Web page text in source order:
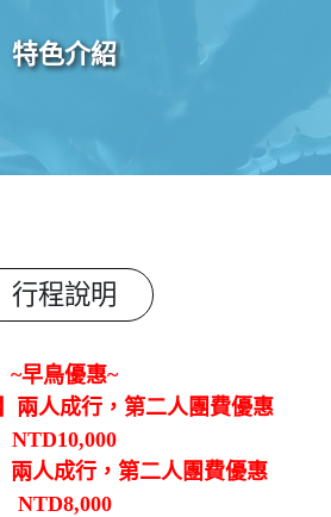
特色介紹
行程說明
~早鳥優惠~
兩人成行，第二人團費優惠
NTD10,000
兩人成行，第二人團費優惠
NTD8,000